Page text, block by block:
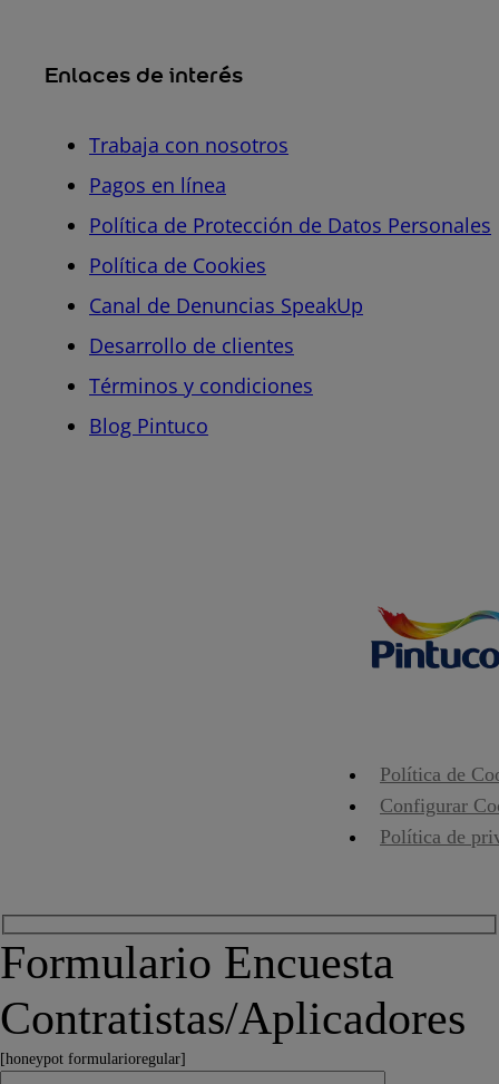
Enlaces de interés
Trabaja con nosotros
Pagos en línea
Política de Protección de Datos Personales
Política de Cookies
Canal de Denuncias SpeakUp
Desarrollo de clientes
Términos y condiciones
Blog Pintuco
Política de
Configurar
Política de
Formulario Encuesta
Contratistas/Aplicadores
[honeypot formularioregular]